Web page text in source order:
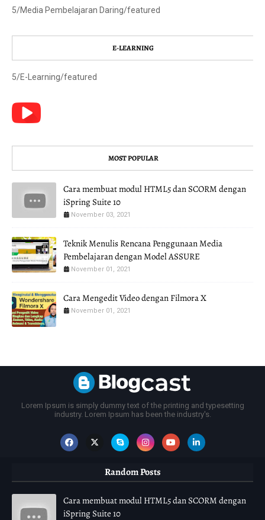
5/Media Pembelajaran Daring/featured
E-LEARNING
5/E-Learning/featured
MOST POPULAR
Cara membuat modul HTML5 dan SCORM dengan
iSpring Suite 10
November 03, 2021
Teknik Menulis Rencana Penggunaan Media
Pembelajaran dengan Model ASSURE
November 01, 2021
Cara Mengedit Video dengan Filmora X
November 01, 2021
Lorem Ipsum is simply dummy text of the printing and typesetting
industry. Lorem Ipsum has been the industry's.
Random Posts
Cara membuat modul HTML5 dan SCORM dengan
iSpring Suite 10